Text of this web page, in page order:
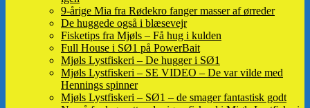
9-årige Mia fra Rødekro fanger masser af ørreder
De huggede også i blæsevejr
Fisketips fra Mjøls – Få hug i kulden
Full House i SØ1 på PowerBait
Mjøls Lystfiskeri – De hugger i SØ1
Mjøls Lystfiskeri – SE VIDEO – De var vilde med
Hennings spinner
Mjøls Lystfiskeri – SØ1 – de smager fantastisk godt